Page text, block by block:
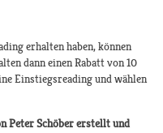
erhalten haben, können
dann einen Rabatt von 10
Einstiegsreading und wählen
Peter Schöber erstellt und